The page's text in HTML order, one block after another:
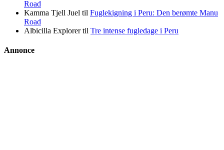
Road
Kamma Tjell Juel til Fuglekigning i Peru: Den berømte Manu
Road
Albicilla Explorertil Tre intense fugledage i Peru
Annonce